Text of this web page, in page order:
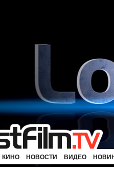
КИНО НОВОСТИ ВИДЕО